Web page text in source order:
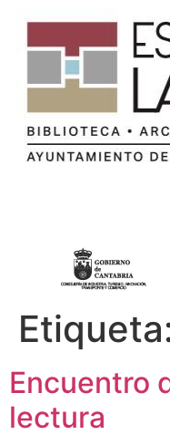
Encuentro
lectura